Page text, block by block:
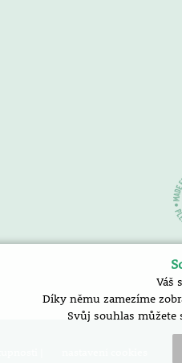
Váš
Díky němu zamezíme
Svůj souhlas můžete